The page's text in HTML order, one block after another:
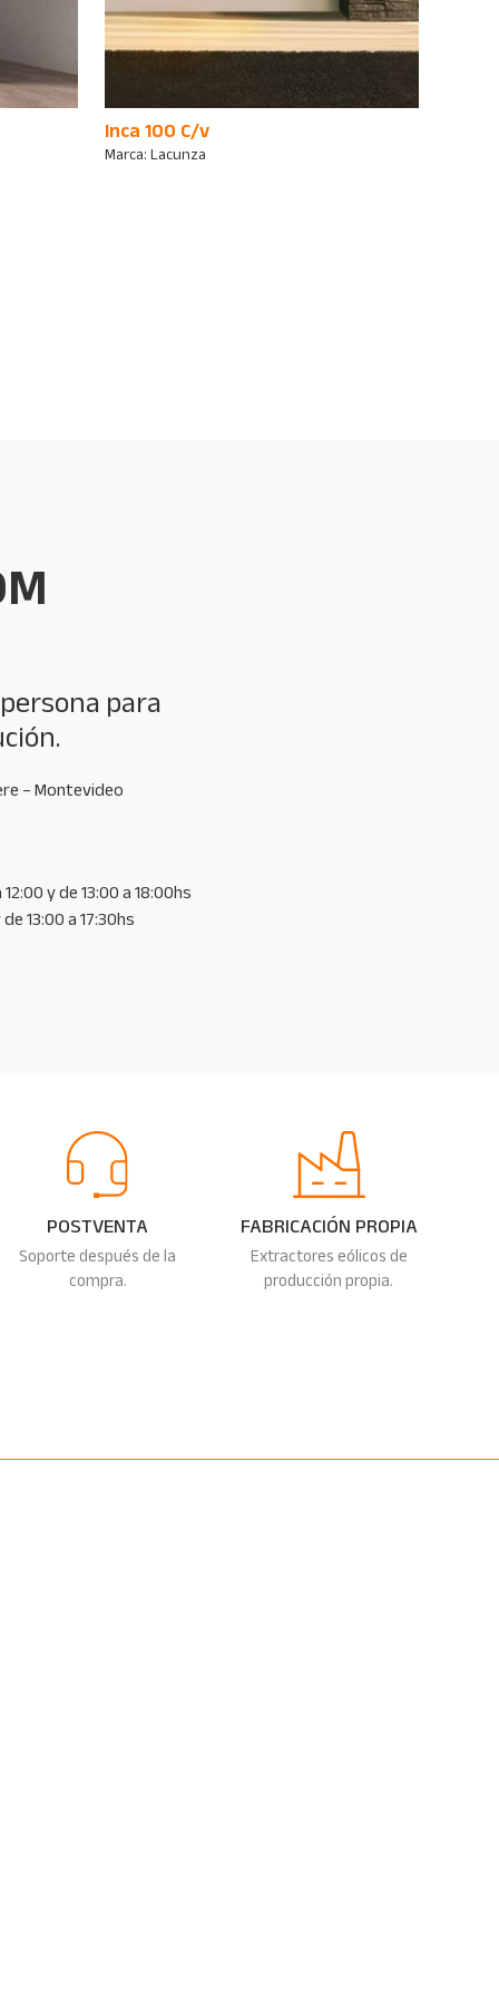
Inca 100 C/v
Marca: Lacunza
para
– Montevideo
y de 13:00 a 18:00hs
13:00 a 17:30hs
POSTVENTA
Soporte después de la
compra.
FABRICACIÓN PROPIA
Extractores eólicos de
producción propia.